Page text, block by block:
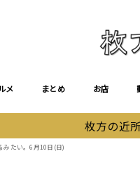
メ まとめ お店
枚方の近
みたい。6月10日(日)